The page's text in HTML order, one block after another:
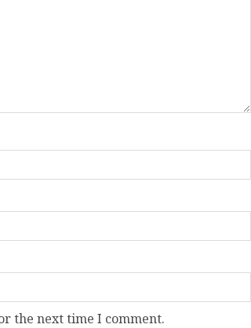
the next time I comment.